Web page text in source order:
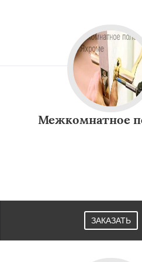
Межкомнатное
ЗАКАЗАТЬ